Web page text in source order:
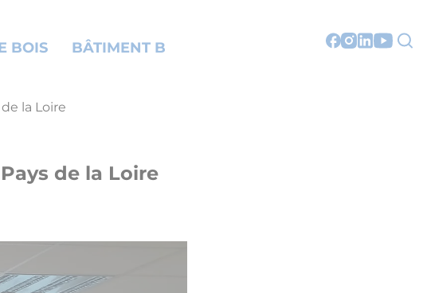
BOIS BÂTIMENT B
la Loire
de la Loire